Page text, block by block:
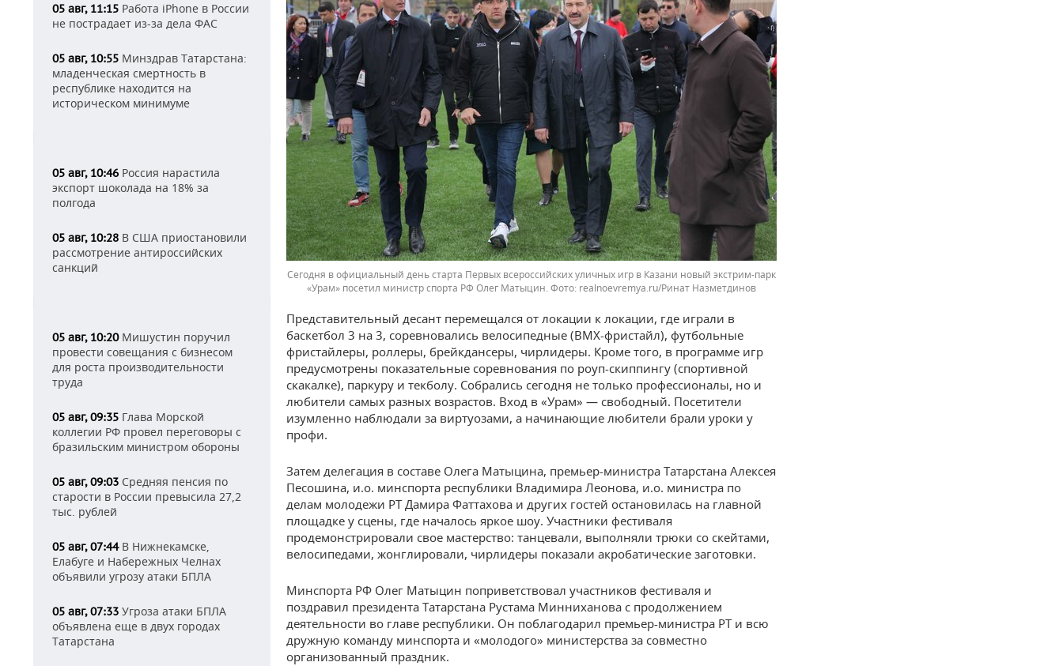
05 авг, 11:15 Работа iPhone в России
не пострадает из-за дела ФАС
05 авг, 10:55 Минздрав Татарстана:
младенческая смертность в
республике находится на
историческом минимуме
05 авг, 10:46 Россия нарастила
экспорт шоколада на 18% за
полгода
05 авг, 10:28 В США приостановили
рассмотрение антироссийских
санкций
05 авг, 10:20Мишустин поручил
провести совещания с бизнесом
для роста производительности
труда
05 авг, 09:35 Глава Морской
коллегии РФ провел переговоры с
бразильским министром обороны
05 авг, 09:03 Средняя пенсия по
старости в России превысила 27,2
тыс. рублей
05 авг, 07:44В Нижнекамске,
Елабуге и Набережных Челнах
объявили угрозу атаки БПЛА
05 авг, 07:33 Угроза атаки БПЛА
объявлена еще в двух городах
Татарстана
Сегодня в официальный день старта Первых всероссийских уличных игр в Казани новый экстрим-парк
«Урам» посетил министр спорта РФ Олег Матыцин.
realnoevremya.ru/Ринат Назметдинов
Представительный десант перемещался от локации к локации, где играли в
баскетбол 3 на 3, соревновались велосипедные (BMХ-фристайл), футбольные
фристайлеры, роллеры, брейкдансеры, чирлидеры. Кроме того, в программе игр
предусмотрены показательные соревнования по роуп-скиппингу (спортивной
скакалке), паркуру и текболу. Собрались сегодня не только профессионалы, но и
любители самых разных возрастов. Вход в «Урам» — свободный. Посетители
изумленно наблюдали за виртуозами, а начинающие любители брали уроки у
профи.
Затем делегация в составе Олега Матыцина, премьер-министра Татарстана Алексея
Песошина, и.о. минспорта республики Владимира Леонова, и.о. министра по
делам молодежи РТ Дамира Фаттахова и других гостей остановилась на главной
площадке у сцены, где началось яркое шоу. Участники фестиваля
продемонстрировали свое мастерство: танцевали, выполняли трюки со скейтами,
велосипедами, жонглировали, чирлидеры показали акробатические заготовки.
Минспорта РФ Олег Матыцин поприветствовал участников фестиваля и
поздравил президента Татарстана Рустама Минниханова с продолжением
деятельности во главе республики. Он поблагодарил премьер-министра РТ и всю
дружную команду минспорта и «молодого» министерства за совместно
организованный праздник.